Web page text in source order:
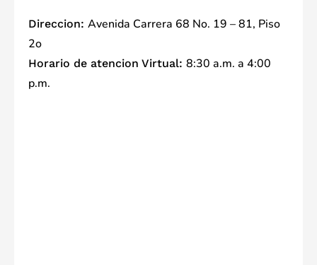
Direccion: Avenida Carrera 68 No. 19 – 81, Piso
2o
Horario de atencion Virtual: 8:30 a.m. a 4:00
p.m.